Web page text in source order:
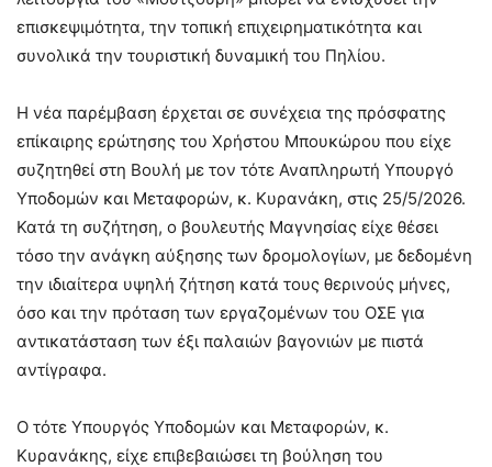
επισκεψιμότητα, την τοπική επιχειρηματικότητα και
συνολικά την τουριστική δυναμική του Πηλίου.
Η νέα παρέμβαση έρχεται σε συνέχεια της πρόσφατης
επίκαιρης ερώτησης του Χρήστου Μπουκώρου που είχε
συζητηθεί στη Βουλή με τον τότε Αναπληρωτή Υπουργό
Υποδομών και Μεταφορών, κ. Κυρανάκη, στις 25/5/2026.
Κατά τη συζήτηση, ο βουλευτής Μαγνησίας είχε θέσει
τόσο την ανάγκη αύξησης των δρομολογίων, με δεδομένη
την ιδιαίτερα υψηλή ζήτηση κατά τους θερινούς μήνες,
όσο και την πρόταση των εργαζομένων του ΟΣΕ για
αντικατάσταση των έξι παλαιών βαγονιών με πιστά
αντίγραφα.
Ο τότε Υπουργός Υποδομών και Μεταφορών, κ.
Κυρανάκης, είχε επιβεβαιώσει τη βούληση του